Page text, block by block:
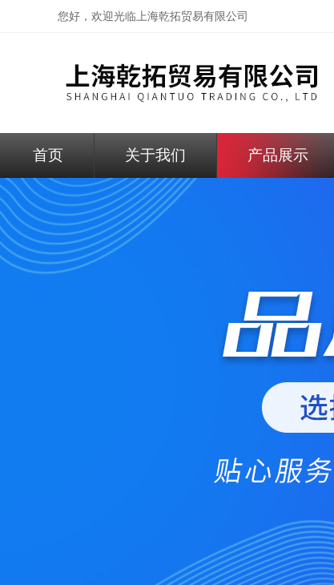
您好，欢迎光临上海乾拓贸易有限公司
首页 关于我们 产品展示